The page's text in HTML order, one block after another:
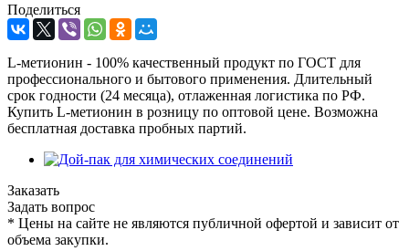
Поделиться
L-метионин - 100% качественный продукт по ГОСТ для
профессионального и бытового применения. Длительный
срок годности (24 месяца), отлаженная логистика по РФ.
Купить L-метионин в розницу по оптовой цене. Возможна
бесплатная доставка пробных партий.
Заказать
Задать вопрос
* Цены на сайте не являются публичной офертой и зависит от
объема закупки.